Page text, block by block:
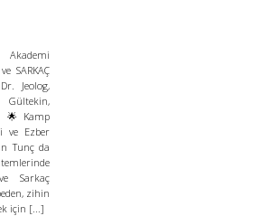
SARKAÇ
Jeolog,
Gültekin,
🌟 Kamp
ve Ezber
Tunç da
Sarkaç
zihin
için [...]